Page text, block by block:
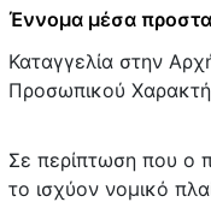
Έννομα μέσα
Καταγγελία στην
Προσωπικού
Σε περίπτωση που ο
το ισχύον νομικό